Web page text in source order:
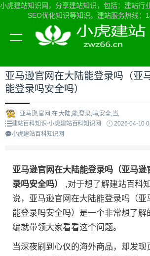
小虎建站知识网，分享建站知识，包括：建站行
SEO优化知识等知识。建站服务热线：
当前位置：小虎建站知识网首页>建站百科知识
亚马逊官网在大陆能登录吗（亚
能登录吗安全吗）
亚马逊,官网,在,大陆,能,登录,吗,安全,当,
建站百科知识-小虎建站百科知识网
2026-04-10
小虎建站百科知识网
亚马逊官网在大陆能登录吗（亚马逊
录吗安全吗） ,对于想了解建站百科
说，亚马逊官网在大陆能登录吗（亚
能登录吗安全吗）是一个非常想了解
编就带领大家看看这个问题。
当深夜刷到心仪的海外商品，却发现